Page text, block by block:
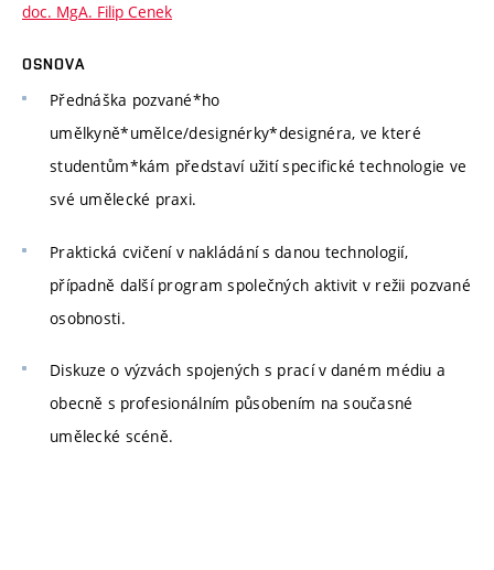
doc. MgA. Filip Cenek
OSNOVA
Přednáška pozvané*ho
umělkyně*umělce/designérky*designéra, ve které
studentům*kám představí užití specifické technologie ve
své umělecké praxi.
Praktická cvičení v nakládání s danou technologií,
případně další program společných aktivit v režii pozvané
osobnosti.
Diskuze o výzvách spojených s prací v daném médiu a
obecně s profesionálním působením na současné
umělecké scéně.